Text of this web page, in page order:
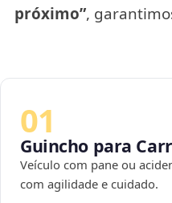
próximo”,
01
Guincho para
Veículo com pane ou
com agilidade e cuidado.